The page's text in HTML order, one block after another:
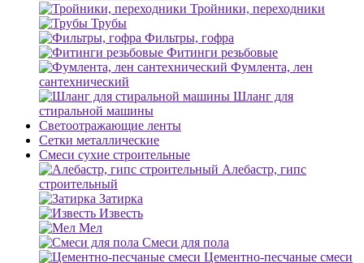
Тройники, переходники
Трубы
Фильтры, гофра
Фитинги резьбовые
Фумлента, лен
сантехнический
Шланг для
стиральной машины
Светоотражающие ленты
Сетки металлические
Смеси сухие строительные
Алебастр, гипс
строительный
Затирка
Известь
Мел
Смеси для пола
Цементно-песчаные смеси